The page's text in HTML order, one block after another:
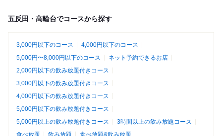
五反田・高輪台でコースから探す
3,000円以下のコース
4,000円以下のコース
5,000円〜8,000円以下のコース
ネット予約できるお店
2,000円以下の飲み放題付きコース
3,000円以下の飲み放題付きコース
4,000円以下の飲み放題付きコース
5,000円以下の飲み放題付きコース
5,000円以上の飲み放題付きコース
3時間以上の飲み放題コース